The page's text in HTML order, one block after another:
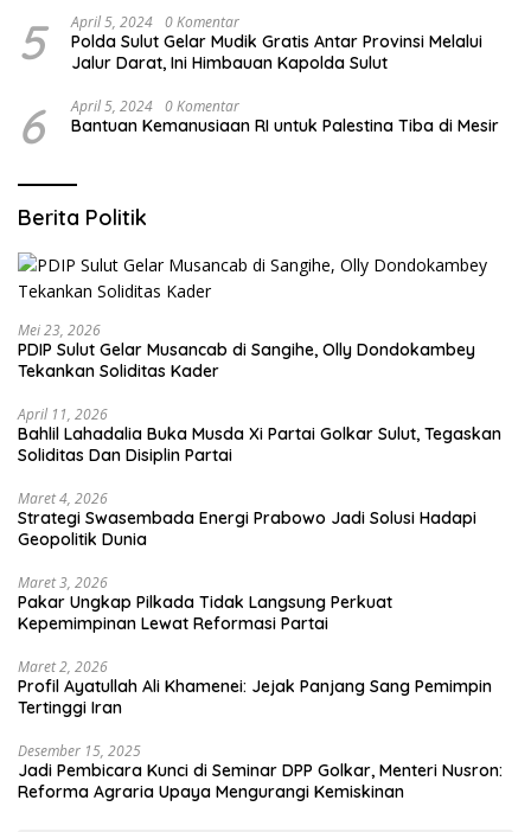
5 April 5, 2024 0 Komentar
Polda Sulut Gelar Mudik Gratis Antar Provinsi Melalui
Jalur Darat, Ini Himbauan Kapolda Sulut
6 April 5, 2024 0 Komentar
Bantuan Kemanusiaan RI untuk Palestina Tiba di Mesir
Berita Politik
Mei 23, 2026
PDIP Sulut Gelar Musancab di Sangihe, Olly Dondokambey
Tekankan Soliditas Kader
April 11, 2026
Bahlil Lahadalia Buka Musda Xi Partai Golkar Sulut, Tegaskan
Soliditas Dan Disiplin Partai
Maret 4, 2026
Strategi Swasembada Energi Prabowo Jadi Solusi Hadapi
Geopolitik Dunia
Maret 3, 2026
Pakar Ungkap Pilkada Tidak Langsung Perkuat
Kepemimpinan Lewat Reformasi Partai
Maret 2, 2026
Profil Ayatullah Ali Khamenei: Jejak Panjang Sang Pemimpin
Tertinggi Iran
Desember 15, 2025
Jadi Pembicara Kunci di Seminar DPP Golkar, Menteri Nusron:
Reforma Agraria Upaya Mengurangi Kemiskinan